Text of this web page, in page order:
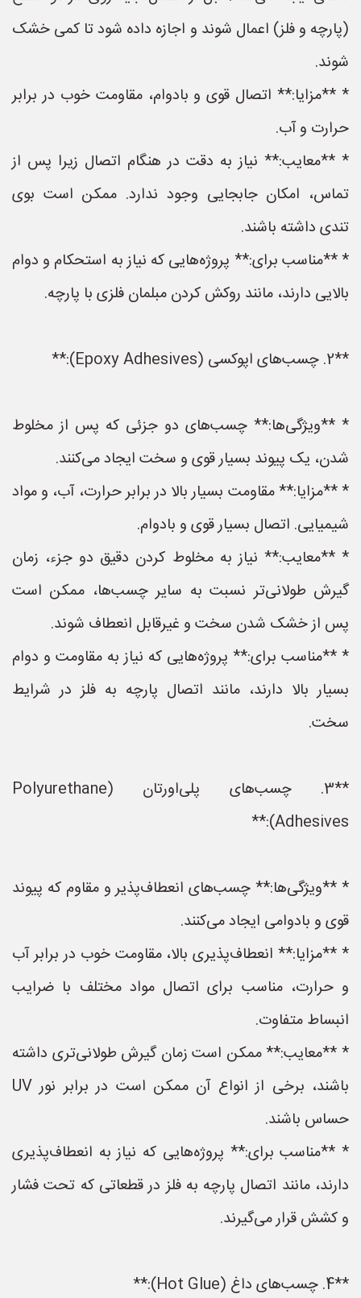
(پارچه و فلز) اعمال شوند و اجازه داده شود تا کمی خشک
شوند.
* **مزایا:** اتصال قوی و بادوام، مقاومت خوب در برابر
حرارت و آب.
* **معایب:** نیاز به دقت در هنگام اتصال زیرا پس از
تماس، امکان جابجایی وجود ندارد. ممکن است بوی
تندی داشته باشند.
* **مناسب برای:** پروژه‌هایی که نیاز به استحکام و دوام
بالایی دارند، مانند روکش کردن مبلمان فلزی با پارچه.
**2. چسب‌های اپوکسی (Epoxy Adhesives):**
* **ویژگی‌ها:** چسب‌های دو جزئی که پس از مخلوط
شدن، یک پیوند بسیار قوی و سخت ایجاد می‌کنند.
* **مزایا:** مقاومت بسیار بالا در برابر حرارت، آب، و مواد
شیمیایی. اتصال بسیار قوی و بادوام.
* **معایب:** نیاز به مخلوط کردن دقیق دو جزء، زمان
گیرش طولانی‌تر نسبت به سایر چسب‌ها، ممکن است
پس از خشک شدن سخت و غیرقابل انعطاف شوند.
* **مناسب برای:** پروژه‌هایی که نیاز به مقاومت و دوام
بسیار بالا دارند، مانند اتصال پارچه به فلز در شرایط
سخت.
**3. چسب‌های پلی‌اورتان (Polyurethane
Adhesives):**
* **ویژگی‌ها:** چسب‌های انعطاف‌پذیر و مقاوم که پیوند
قوی و بادوامی ایجاد می‌کنند.
* **مزایا:** انعطاف‌پذیری بالا، مقاومت خوب در برابر آب
و حرارت، مناسب برای اتصال مواد مختلف با ضرایب
انبساط متفاوت.
* **معایب:** ممکن است زمان گیرش طولانی‌تری داشته
باشند، برخی از انواع آن ممکن است در برابر نور UV
حساس باشند.
* **مناسب برای:** پروژه‌هایی که نیاز به انعطاف‌پذیری
دارند، مانند اتصال پارچه به فلز در قطعاتی که تحت فشار
و کشش قرار می‌گیرند.
**4. چسب‌های داغ (Hot Glue):**